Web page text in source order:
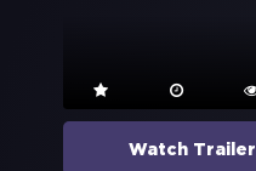
Watch Trailer